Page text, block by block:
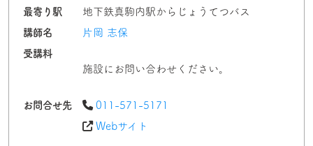
最寄り駅
地下鉄真駒内駅からじょうてつバス
講師名
片岡 志保
受講料
施設にお問い合わせください。
お問合せ先
011-571-5171
Webサイト